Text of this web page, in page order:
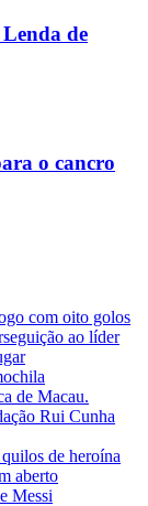
de
o cancro
com oito golos
ao líder
de Macau.
Rui Cunha
de heroína
aberto
Messi